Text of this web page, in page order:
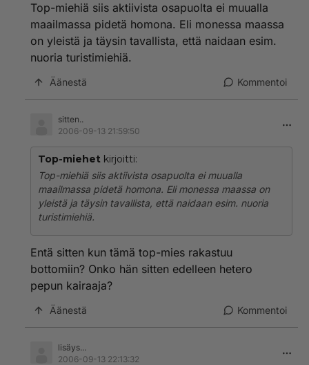
Top-miehiä siis aktiivista osapuolta ei muualla
maailmassa pidetä homona. Eli monessa maassa
on yleistä ja täysin tavallista, että naidaan esim.
nuoria turistimiehiä.
Äänestä Kommentoi
sitten..
2006-09-13 21:59:50
Top-miehet kirjoitti:
Top-miehiä siis aktiivista osapuolta ei muualla
maailmassa pidetä homona. Eli monessa maassa on
yleistä ja täysin tavallista, että naidaan esim. nuoria
turistimiehiä.
Entä sitten kun tämä top-mies rakastuu
bottomiin? Onko hän sitten edelleen hetero
pepun kairaaja?
Äänestä Kommentoi
lisäys...
2006-09-13 22:13:32